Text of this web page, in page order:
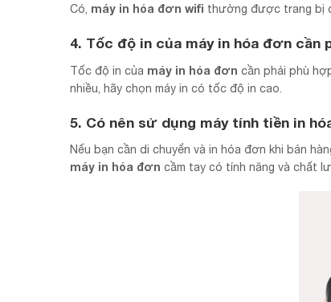
Có, máy in hóa đơn wifi thường được trang bị
4. Tốc độ in của máy in hóa đơn cần
Tốc độ in của máy in hóa đơn cần phải phù
nhiều, hãy chọn máy in có tốc độ in cao.
5. Có nên sử dụng máy tính tiền in
Nếu bạn cần di chuyển và in hóa đơn khi bán
máy in hóa đơn cầm tay có tính năng và chất